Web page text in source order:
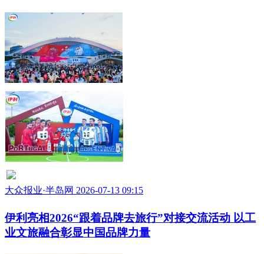
关注“半岛网官微”
获取更多有用信息
相关推荐
率先突破！伊利将航天可靠性技术引入食品制造，
斩获国家级大奖
大众报业·半岛网 2026-07-31 12:17